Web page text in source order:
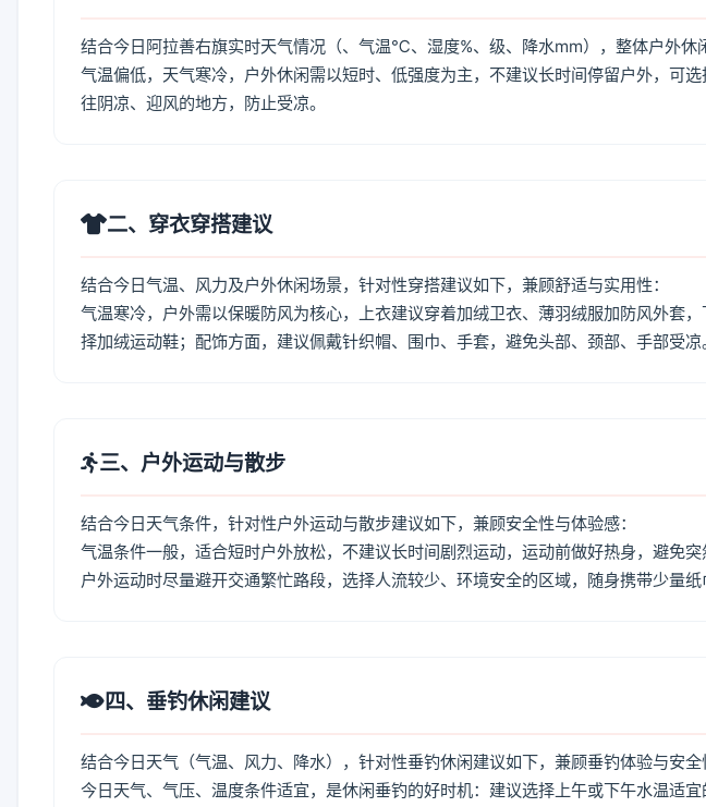
结合今日阿拉善右旗实时天气情况（、气温℃、湿度%、级、降水mm），整体户外休
气温偏低，天气寒冷，户外休闲需以短时、低强度为主，不建议长时间停留户外，可
往阴凉、迎风的地方，防止受凉。
二、穿衣穿搭建议
结合今日气温、风力及户外休闲场景，针对性穿搭建议如下，兼顾舒适与实用性：
气温寒冷，户外需以保暖防风为核心，上衣建议穿着加绒卫衣、薄羽绒服加防风外套
择加绒运动鞋；配饰方面，建议佩戴针织帽、围巾、手套，避免头部、颈部、手部受凉
三、户外运动与散步
结合今日天气条件，针对性户外运动与散步建议如下，兼顾安全性与体验感：
气温条件一般，适合短时户外放松，不建议长时间剧烈运动，运动前做好热身，避免突
户外运动时尽量避开交通繁忙路段，选择人流较少、环境安全的区域，随身携带少量纸
四、垂钓休闲建议
结合今日天气（气温、风力、降水），针对性垂钓休闲建议如下，兼顾垂钓体验与安全
今日天气、气压、温度条件适宜，是休闲垂钓的好时机：建议选择上午或下午水温适